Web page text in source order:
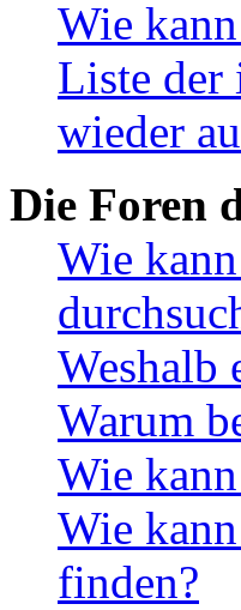
Wie
Liste
wieder
Die Foren
Wie
Weshalb
Warum
Wie
Wie
finden?